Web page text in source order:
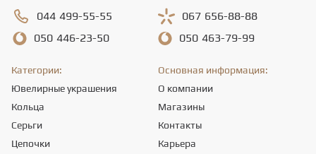
044 499-55-55
050 446-23-50
067 656-88-88
050 463-79-99
Категории:
Ювелирные украшения
Кольца
Серьги
Цепочки
Основная информация:
О компании
Магазины
Контакты
Карьера